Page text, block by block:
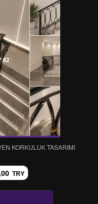
KORKULUK TASARIMI
TRY